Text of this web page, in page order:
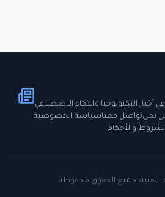
التكنولوجيا والذكاء الاصطناعي
نحنتواصل معناسياسة الخصوصية
والأحكام
التقنية. جميع الحقوق محفوظة.